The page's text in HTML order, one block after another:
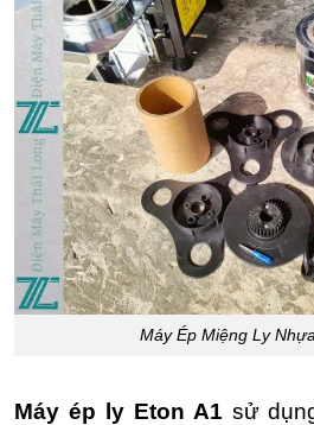
Máy Ép Miệng Ly
Máy ép ly Eton A1 sử